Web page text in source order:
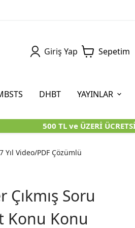
Giriş Yap Sepetim
AYT
KARA KUTU KİTAPLARI
ÖABT
ÖZGÜN ÜRÜNLER
(İOKBS)
KİTAPLARI
DHBT YAYINLAR
500 TL ve ÜZERİ ÜCRETSİZ
Yıl Video/PDF Çözümlü
Çıkmış Soru
Konu Konu